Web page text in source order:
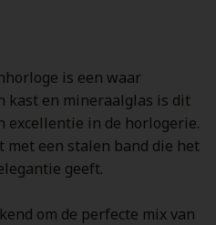
is een waar
kast en mineraalglas is dit
excellentie in de horlogerie.
een stalen band die het
geeft.
om de perfecte mix van